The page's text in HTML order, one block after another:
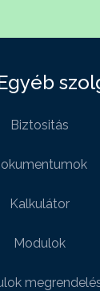
Biztositás
Kalkulátor
Modulok